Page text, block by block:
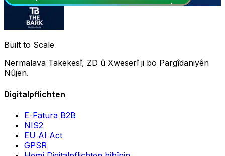
Built to Scale
Nermalava Takekesî, ZD û Xweserî ji bo Pargîdaniyên
Nûjen.
Digitalpflichten
E-Fatura B2B
NIS2
EU AI Act
GPSR